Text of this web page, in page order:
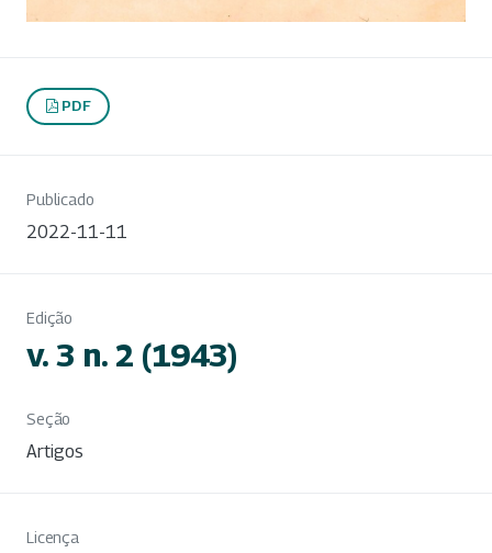
PDF
Publicado
2022-11-11
Edição
v. 3 n. 2 (1943)
Seção
Artigos
Licença